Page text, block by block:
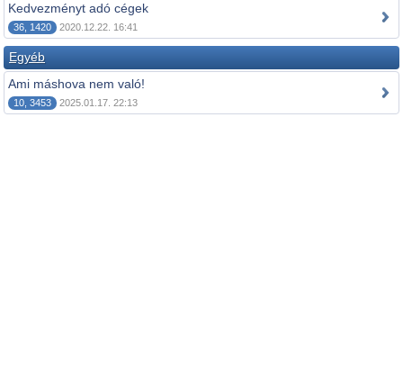
Kedvezményt adó cégek
36, 1420 2020.12.22. 16:41
Egyéb
Ami máshova nem való!
10, 3453 2025.01.17. 22:13